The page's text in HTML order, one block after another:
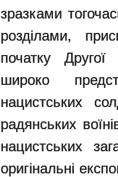
зразками
розділами,
початку Другої
широко
нацистських
радянських
нацистських
оригінальні